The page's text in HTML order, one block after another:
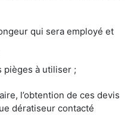
qui sera employé et
pièges à utiliser ;
l’obtention de ces devis
dératiseur contacté